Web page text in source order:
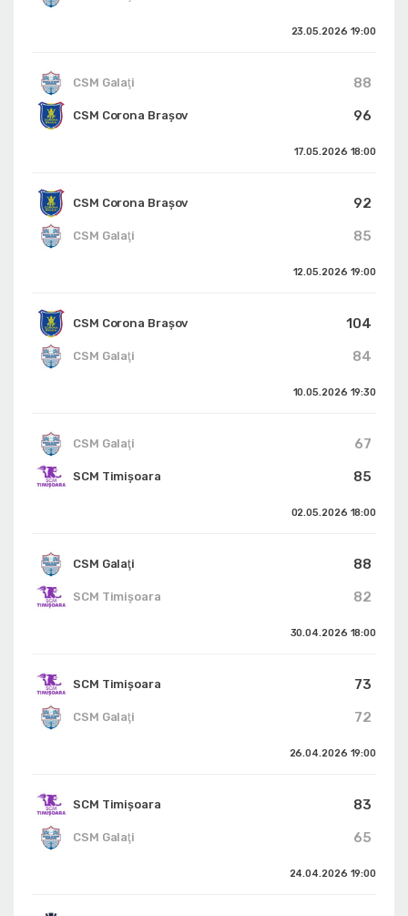
23.05.2026 19:00
CSM Galaţi
88
96
CSM Corona Braşov
17.05.2026 18:00
CSM Corona Braşov
92
85
CSM Galaţi
12.05.2026 19:00
CSM Corona Braşov
104
84
CSM Galaţi
10.05.2026 19:30
CSM Galaţi
67
85
SCM Timișoara
02.05.2026 18:00
CSM Galaţi
88
82
SCM Timișoara
30.04.2026 18:00
SCM Timișoara
73
72
CSM Galaţi
26.04.2026 19:00
SCM Timișoara
83
65
CSM Galaţi
24.04.2026 19:00